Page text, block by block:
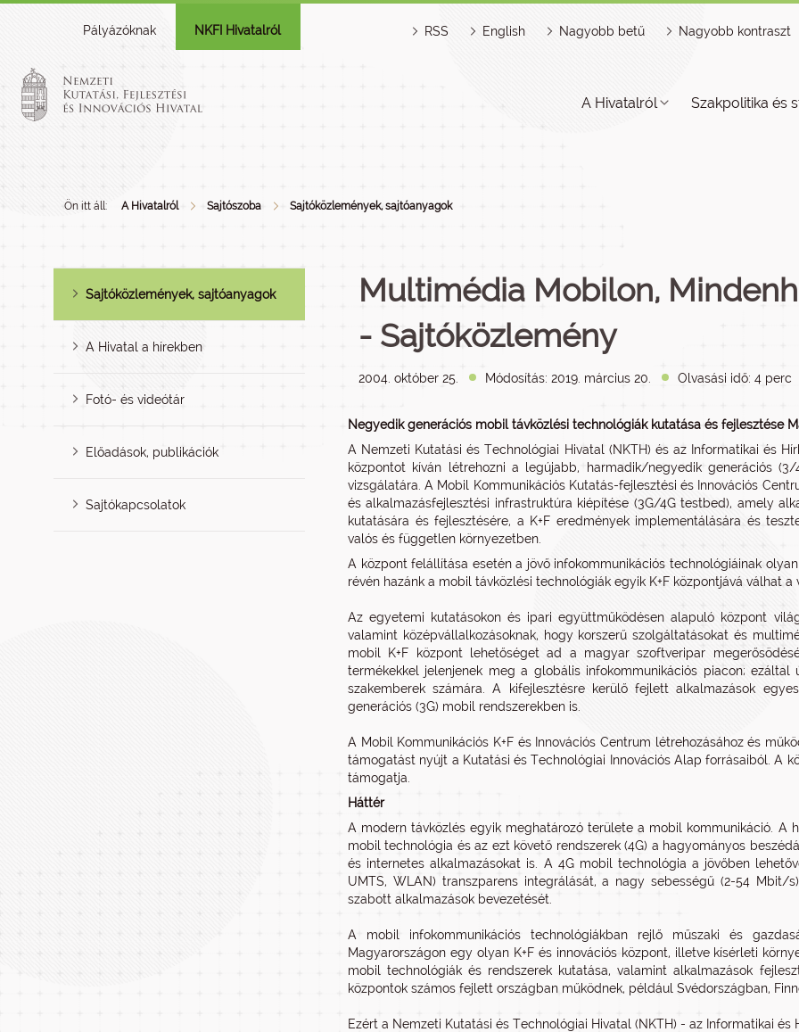
Pályázóknak NKFI Hivatalról RSS English Nagyobb betű Nagyobb kontraszt
A Hivatalról Szakpolitika és
Ön itt áll: A Hivatalról Sajtószoba Sajtóközlemények, sajtóanyagok
Sajtóközlemények, sajtóanyagok
A Hivatal a hírekben
Fotó- és videótár
Előadások, publikációk
Sajtókapcsolatok
Multimédia Mobilon,
- Sajtóközlemény
2004. október 25. Módosítás: 2019. március 20. Olvasási idő: 4 perc
Negyedik generációs mobil távközlési technológiák kutatása és fejlesztése
A Nemzeti Kutatási és Technológiai Hivatal (NKTH) és az Informatikai és
központot kíván létrehozni a legújabb, harmadik/negyedik generációs
vizsgálatára. A Mobil Kommunikációs Kutatás-fejlesztési és Innovációs
és alkalmazásfejlesztési infrastruktúra kiépítése (3G/4G testbed), amely
kutatására és fejlesztésére, a K+F eredmények implementálására és
valós és független környezetben.
A központ felállítása esetén a jövő infokommunikációs technológiáinak
révén hazánk a mobil távközlési technológiák egyik K+F központjává válhat a
Az egyetemi kutatásokon és ipari együttműködésen alapuló központ
valamint középvállalkozásoknak, hogy korszerű szolgáltatásokat és
mobil K+F központ lehetőséget ad a magyar szoftveripar
termékekkel jelenjenek meg a globális infokommunikációs piacon;
szakemberek számára. A kifejlesztésre kerülő fejlett alkalmazások
generációs (3G) mobil rendszerekben is.
A Mobil Kommunikációs K+F és Innovációs Centrum létrehozásához és
támogatást nyújt a Kutatási és Technológiai Innovációs Alap forrásaiból. A
támogatja.
Háttér
A modern távközlés egyik meghatározó területe a mobil kommunikáció. A
mobil technológia és az ezt követő rendszerek (4G) a hagyományos
és internetes alkalmazásokat is. A 4G mobil technológia a jövőben
UMTS, WLAN) transzparens integrálását, a nagy sebességű (2-54
szabott alkalmazások bevezetését.
A mobil infokommunikációs technológiákban rejlő műszaki és
Magyarországon egy olyan K+F és innovációs központ, illetve kísérleti
mobil technológiák és rendszerek kutatása, valamint alkalmazások
központok számos fejlett országban működnek, például Svédországban,
Ezért a Nemzeti Kutatási és Technológiai Hivatal (NKTH) - az Informatikai